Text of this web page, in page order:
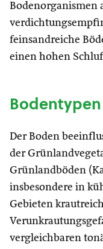
Bodenorganismen
feinsandreiche
einen hohen
Der Boden
der
Grünlandböden
insbesondere in
Gebieten
vergleichbaren